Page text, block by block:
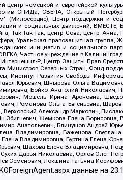
центр немецкой и европейской
СПИДа, СВЕЧА, Открытый Петербург,
(Милосердие), Центр поддержки и
и социальных движений,
Так-Так-Так, центр Сова, центр
Уральская правозащитная группа,
инициатив и социального
Частное учреждение в
Р, Центр Защиты Прав
Министров Северных Стран, Фонд
Институт Развития Свободы
Юрьевич, Шнырова Ольга
Бойко Анатолий Николаевич,
Мошель Ирина Ароновна,
Романова Ольга Евгеньевна,
Верховский Александр Маркович,
Збигневич, Жемкова Елена
Анатольевич, Блинушов Андрей
Владимировна, Баженова
Елена Владимировна, Буртина Елена
Шахова Елена Владимировна,
Дарья Николаевна, Орлов Олег
Семенович, Локшина Татьяна
данные на